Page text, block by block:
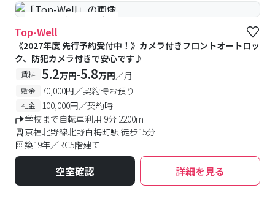
#予約受付中 #空室待ち
Top-Well
《2027年度 先行予約受付中！》カメラ付きフロントオートロッ
ク、防犯カメラ付きで安心です♪
賃料 5.2万円-5.8万円／月
敷金 70,000円／契約時お預り
礼金
100,000円／契約時
学校まで自転車利用 9分 2200m
京福北野線北野白梅町駅 徒歩15分
築19年／RC5階建て
空室確認 詳細を見る